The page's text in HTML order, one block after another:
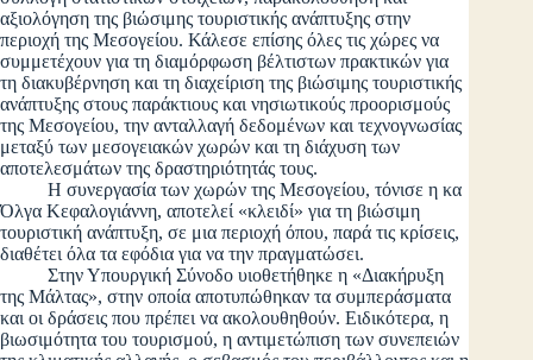
αξιολόγηση της βιώσιμης τουριστικής ανάπτυξης στην
περιοχή της Μεσογείου. Κάλεσε επίσης όλες τις χώρες να
συμμετέχουν για τη διαμόρφωση βέλτιστων πρακτικών για
τη διακυβέρνηση και τη διαχείριση της βιώσιμης τουριστικής
ανάπτυξης στους παράκτιους και νησιωτικούς προορισμούς
της Μεσογείου, την ανταλλαγή δεδομένων και τεχνογνωσίας
μεταξύ των μεσογειακών χωρών και τη διάχυση των
αποτελεσμάτων της δραστηριότητάς τους.
Η συνεργασία των χωρών της Μεσογείου, τόνισε η κα
Όλγα Κεφαλογιάννη, αποτελεί «κλειδί» για τη βιώσιμη
τουριστική ανάπτυξη, σε μια περιοχή όπου, παρά τις κρίσεις,
διαθέτει όλα τα εφόδια για να την πραγματώσει.
Στην Υπουργική Σύνοδο υιοθετήθηκε η «Διακήρυξη
της Μάλτας», στην οποία αποτυπώθηκαν τα συμπεράσματα
και οι δράσεις που πρέπει να ακολουθηθούν. Ειδικότερα, η
βιωσιμότητα του τουρισμού, η αντιμετώπιση των συνεπειών